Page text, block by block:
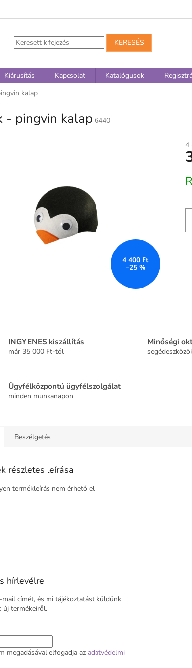
KERESÉS
Kiárusítás Kapcsolat Katalógusok
kalap
- pingvin kalap 6440
4 400 Ft
–25 %
4
INGYENES kiszállítás
már 35 000 Ft-tól
Minőségi
Ügyfélközpontú ügyfélszolgálat
minden munkanapon
Beszélgetés
részletes leírása
termékleírás nem érhető el
hírlevélre
mail címét, és mi tájékoztatást küldünk
új termékeiről.
megadásával elfogadja az adatvédelmi